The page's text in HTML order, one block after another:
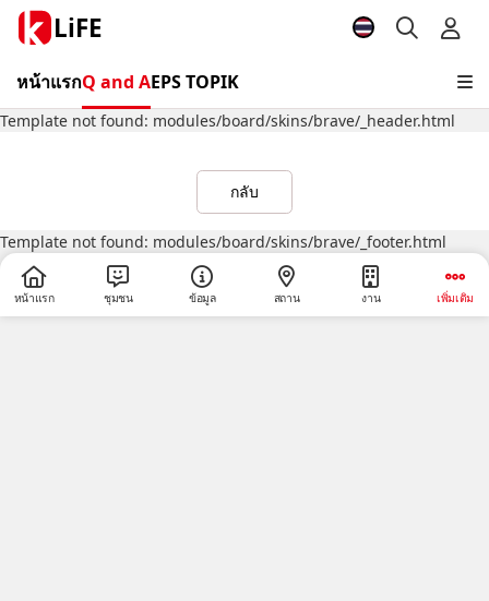
LiFE
หน้าแรกQ and AEPS TOPIK
Template not found: modules/board/skins/brave/_header.html
กลับ
Template not found: modules/board/skins/brave/_footer.html
หน้าแรก ชุมชน ข้อมูล สถาน งาน เพิ่มเติม